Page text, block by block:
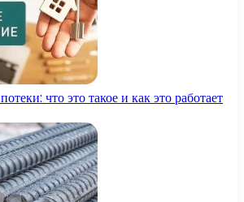
что это такое и как это работает